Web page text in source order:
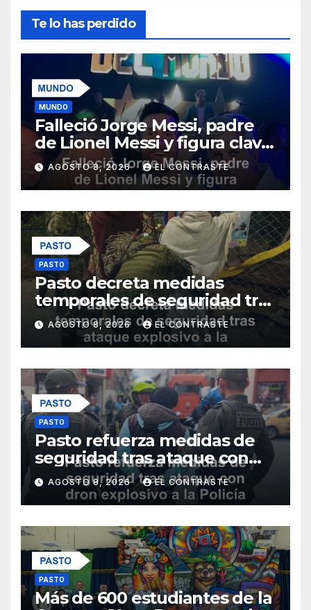
Te lo has perdido
MUNDO
Falleció Jorge Messi, padre
de Lionel Messi y figura clave
en su carrera
AGOSTO 8, 2026 EL CONTRASTE
PASTO
Pasto decreta medidas
temporales de seguridad tras
ataque explosivo a la Policía
Metropolitana
AGOSTO 8, 2026 EL CONTRASTE
PASTO
Pasto refuerza medidas de
seguridad tras ataque con
dron explosivo a la Policía
Metropolitana
AGOSTO 8, 2026 EL CONTRASTE
PASTO
Más de 600 estudiantes de la